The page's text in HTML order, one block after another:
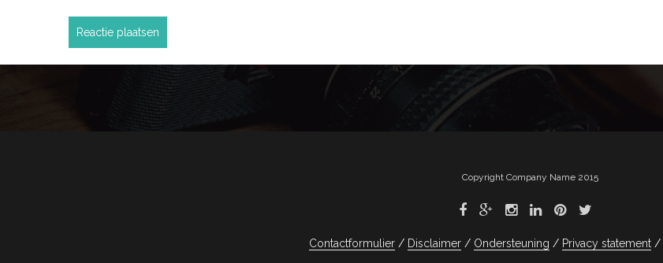
Copyright Company Name 2015
Contactformulier Disclaimer Ondersteuning Privacy statement